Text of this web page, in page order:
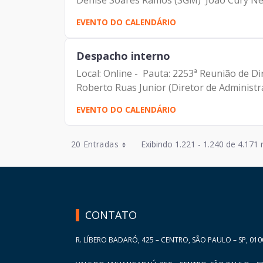
EVENTO DO CALENDÁRIO
Despacho interno
Local: Online - Pauta: 2253ª Reunião de
Roberto Ruas Junior (Diretor de
EVENTO DO CALENDÁRIO
20 Entradas
Entradas por Página
Entradas por Página
Exibindo 1.221 - 1.240 de 4.171
CONTATO
R. LÍBERO BADARÓ, 425 – CENTRO, SÃO PAULO – SP,